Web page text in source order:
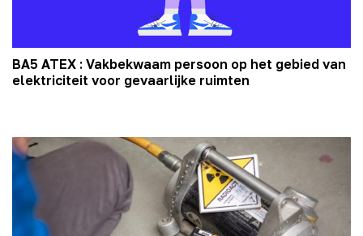
BA5 ATEX : Vakbekwaam persoon op het gebied van
elektriciteit voor gevaarlijke ruimten